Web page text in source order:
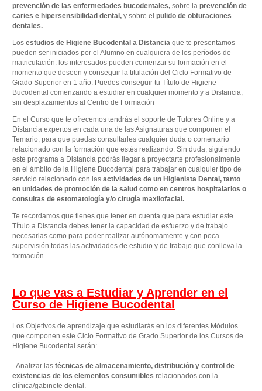
prevención de las enfermedades bucodentales, sobre la prevención de
caries e hipersensibilidad dental, y sobre el pulido de obturaciones
dentales.
Los estudios de Higiene Bucodental a Distancia que te presentamos
pueden ser iniciados por el Alumno en cualquiera de los períodos de
matriculación: los interesados pueden comenzar su formación en el
momento que deseen y conseguir la titulación del Ciclo Formativo de
Grado Superior en 1 año. Puedes conseguir tu Título de Higiene
Bucodental comenzando a estudiar en cualquier momento y a Distancia,
sin desplazamientos al Centro de Formación
En el Curso que te ofrecemos tendrás el soporte de Tutores Online y a
Distancia expertos en cada una de las Asignaturas que componen el
Temario, para que puedas consultarles cualquier duda o comentario
relacionado con la formación que estés realizando. Sin duda, siguiendo
este programa a Distancia podrás llegar a proyectarte profesionalmente
en el ámbito de la Higiene Bucodental para trabajar en cualquier tipo de
servicio relacionado con las actividades de un Higienista Dental, tanto
en unidades de promoción de la salud como en centros hospitalarios o
consultas de estomatología y/o cirugía maxilofacial.
Te recordamos que tienes que tener en cuenta que para estudiar este
Título a Distancia debes tener la capacidad de esfuerzo y de trabajo
necesarias como para poder realizar autónomamente y con poca
supervisión todas las actividades de estudio y de trabajo que conlleva la
formación.
Lo que vas a Estudiar y Aprender en el
Curso de Higiene Bucodental
Los Objetivos de aprendizaje que estudiarás en los diferentes Módulos
que componen este Ciclo Formativo de Grado Superior de los Cursos de
Higiene Bucodental serán:
- Analizar las técnicas de almacenamiento, distribución y control de
existencias de los elementos consumibles relacionados con la
clínica/gabinete dental.